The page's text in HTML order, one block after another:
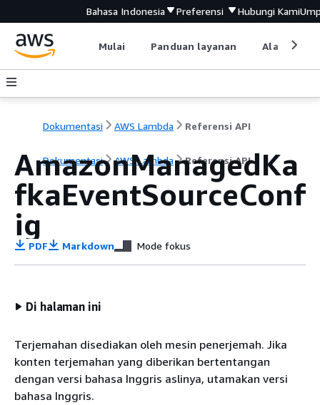
Bahasa Indonesia Preferensi Hubungi Kami
Mulai Panduan layanan Alat
Dokumentasi AWS Lambda Referensi API
Dokumentasi AWS Lambda Referensi API
AmazonManagedKa
fkaEventSourceConf
ig
PDF Markdown Mode fokus
Di halaman ini
Terjemahan disediakan oleh mesin penerjemah. Jika
konten terjemahan yang diberikan bertentangan
dengan versi bahasa Inggris aslinya, utamakan versi
bahasa Inggris.